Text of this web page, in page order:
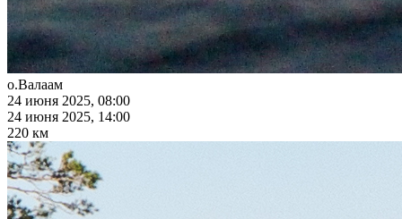
о.Валаам
24 июня 2025, 08:00
24 июня 2025, 14:00
220 км